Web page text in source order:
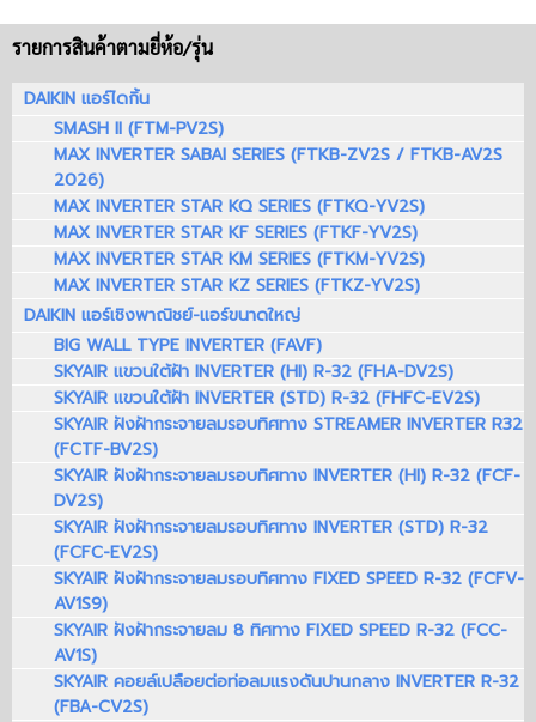
รายการสินค้าตามยี่ห้อ/รุ่น
DAIKIN แอร์ไดกิ้น
SMASH II (FTM-PV2S)
MAX INVERTER SABAI SERIES (FTKB-ZV2S / FTKB-AV2S
2026)
MAX INVERTER STAR KQ SERIES (FTKQ-YV2S)
MAX INVERTER STAR KF SERIES (FTKF-YV2S)
MAX INVERTER STAR KM SERIES (FTKM-YV2S)
MAX INVERTER STAR KZ SERIES (FTKZ-YV2S)
DAIKIN แอร์เชิงพาณิชย์-แอร์ขนาดใหญ่
BIG WALL TYPE INVERTER (FAVF)
SKYAIR แขวนใต้ฝ้า INVERTER (HI) R-32 (FHA-DV2S)
SKYAIR แขวนใต้ฝ้า INVERTER (STD) R-32 (FHFC-EV2S)
SKYAIR ฝังฝ้ากระจายลมรอบทิศทาง STREAMER INVERTER R32
(FCTF-BV2S)
SKYAIR ฝังฝ้ากระจายลมรอบทิศทาง INVERTER (HI) R-32 (FCF-
DV2S)
SKYAIR ฝังฝ้ากระจายลมรอบทิศทาง INVERTER (STD) R-32
(FCFC-EV2S)
SKYAIR ฝังฝ้ากระจายลมรอบทิศทาง FIXED SPEED R-32 (FCFV-
AV1S9)
SKYAIR ฝังฝ้ากระจายลม 8 ทิศทาง FIXED SPEED R-32 (FCC-
AV1S)
SKYAIR คอยล์เปลือยต่อท่อลมแรงดันปานกลาง INVERTER R-32
(FBA-CV2S)